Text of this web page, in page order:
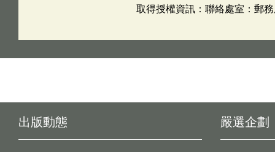
取得授權資訊：聯絡處室：郵
出版動態 嚴選企劃